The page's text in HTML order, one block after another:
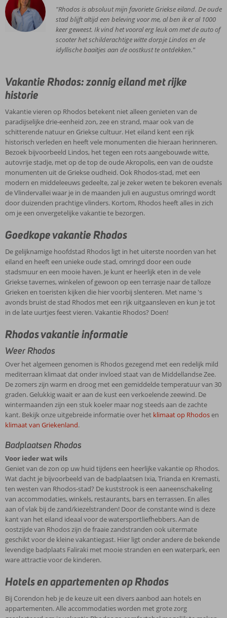
"Rhodos is absoluut mijn favoriete Griekse eiland. De oude
stad blijft altijd een beleving voor me, al ben ik er al 1000
keer geweest. Ik vind het vooral erg leuk om met de auto of
scooter het schilderachtige witte dorpje Lindos en de
idyllische baaitjes aan de oostkust te ontdekken."
Vakantie Rhodos: zonnig eiland met rijke
historie
Vakantie vieren op Rhodos betekent niet alleen genieten van de
paradijselijke drie-eenheid zon, zee en strand, maar ook van de
schitterende natuur en Griekse cultuur. Het eiland kent een rijk
historisch verleden en heeft vele monumenten die hieraan herinneren.
Bezoek bijvoorbeeld Lindos, het tegen een rots aangebouwde witte,
autovrije stadje, met op de top de oude Akropolis, een van de oudste
monumenten uit de Griekse oudheid. Ook Rhodos-stad, met een
modern en middeleeuws gedeelte, zal je zeker weten te bekoren evenals
de Vlindervallei waar je in de maanden juli en augustus omringd wordt
door duizenden prachtige vlinders. Kortom, Rhodos heeft alles in zich
om je een onvergetelijke vakantie te bezorgen.
Goedkope vakantie Rhodos
De gelijknamige hoofdstad Rhodos ligt in het uiterste noorden van het
eiland en heeft een unieke oude stad, omringd door een oude
stadsmuur en een mooie haven. Je kunt er heerlijk eten in de vele
Griekse tavernes, winkelen of gewoon op een terrasje naar de talloze
Grieken en toeristen kijken die hier voorbij slenteren. Met name 's
avonds bruist de stad Rhodos met een rijk uitgaansleven en kun je tot
in de late uurtjes feest vieren. Vakantie Rhodos? Doen!
Rhodos vakantie informatie
Weer Rhodos
Over het algemeen genomen is Rhodos gezegend met een redelijk mild
mediterraan klimaat dat onder invloed staat van de Middellandse Zee.
De zomers zijn warm en droog met een gemiddelde temperatuur van 30
graden. Gelukkig waait er aan de kust een verkoelende zeewind. De
wintermaanden zijn een stuk koeler maar nog steeds aan de zachte
kant. Bekijk onze uitgebreide informatie over het klimaat op Rhodosen
klimaat van Griekenland.
Badplaatsen Rhodos
Voor ieder wat wils
Geniet van de zon op uw huid tijdens een heerlijke vakantie op Rhodos.
Wat dacht je bijvoorbeeld van de badplaatsen Ixia, Trianda en Kremasti,
ten westen van Rhodos-stad? De kuststrook is een aaneenschakeling
van accommodaties, winkels, restaurants, bars en terrassen. En alles
aan of vlak bij de zand/kiezelstranden! Door de constante wind is deze
kant van het eiland ideaal voor de watersportliefhebbers. Aan de
oostzijde van Rhodos zijn de fraaie zandstranden ook uitermate
geschikt voor de kleine vakantiegast. Hier ligt onder andere de bekende
levendige badplaats Faliraki met mooie stranden en een waterpark, een
ware attractie voor de kinderen.
Hotels en appartementen op Rhodos
Bij Corendon heb je de keuze uit een divers aanbod aan hotels en
appartementen. Alle accommodaties worden met grote zorg